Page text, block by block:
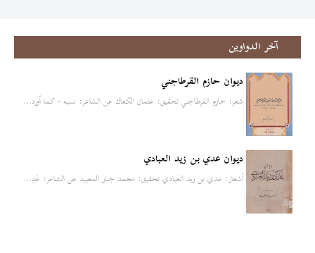
آخر الدواوين
ديوان حازم القرطاجني
شعر: حازم القرطاجني تحقيق: عثمان الكعاك عن الشاعر: نسبه - كما أورد…
ديوان عدي بن زيد العبادي
أشعار: عدي بن زيد العبادي تحقيق: محمد جبار المعيبد عن الشاعر: عَدِ…